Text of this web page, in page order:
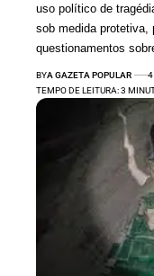
uso político de
sob medida protetiva,
questionamentos
BYA GAZETA POPULAR
4
TEMPO DE LEITURA: 3